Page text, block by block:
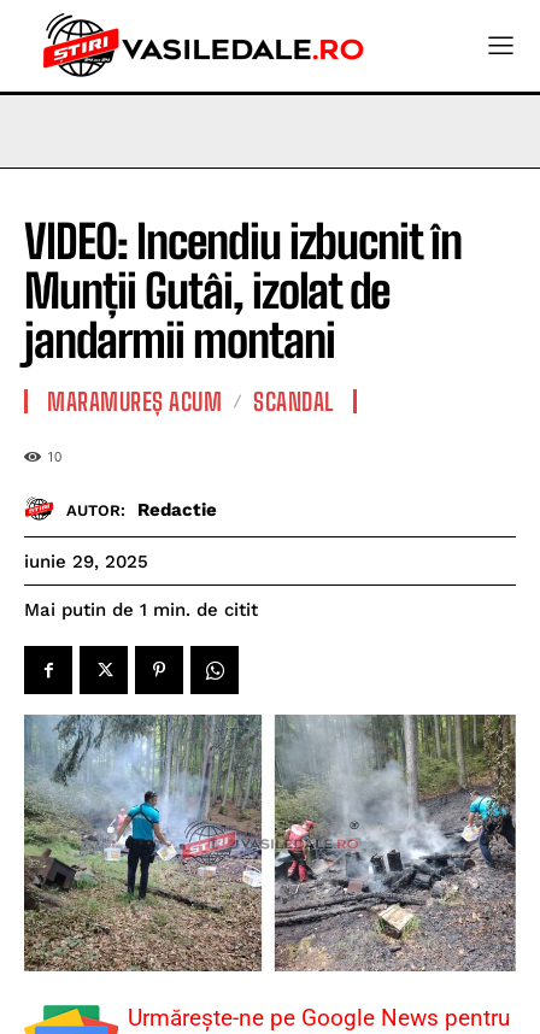
VIDEO: Incendiu izbucnit în
Munții Gutâi, izolat de
jandarmii montani
MARAMUREȘ ACUM SCANDAL
10
AUTOR: Redactie
iunie 29, 2025
Mai putin de 1 min. de citit
Urmărește-ne pe Google News pentru